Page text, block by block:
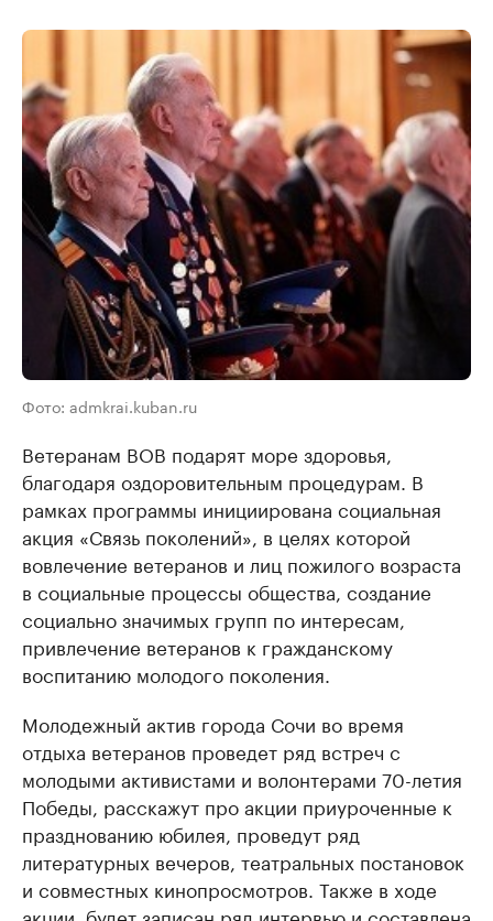
Фото: admkrai.kuban.ru
Ветеранам ВОВ подарят море здоровья,
благодаря оздоровительным процедурам. В
рамках программы инициирована социальная
акция «Связь поколений», в целях которой
вовлечение ветеранов и лиц пожилого возраста
в социальные процессы общества, создание
социально значимых групп по интересам,
привлечение ветеранов к гражданскому
воспитанию молодого поколения.
Молодежный актив города Сочи во время
отдыха ветеранов проведет ряд встреч с
молодыми активистами и волонтерами 70-летия
Победы, расскажут про акции приуроченные к
празднованию юбилея, проведут ряд
литературных вечеров, театральных постановок
и совместных кинопросмотров. Также в ходе